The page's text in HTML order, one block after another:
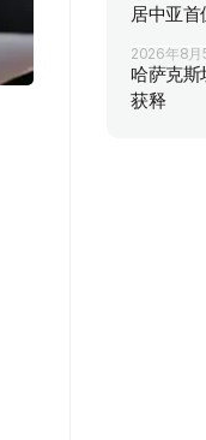
居中亚首
2026年8月
哈萨克
获释